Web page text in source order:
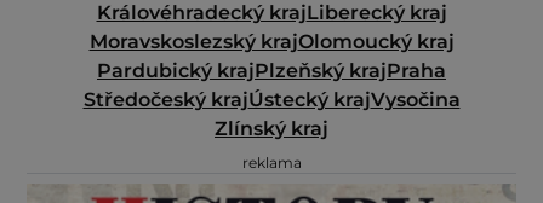
Královéhradecký krajLiberecký kraj
Moravskoslezský krajOlomoucký kraj
Pardubický krajPlzeňský krajPraha
Středočeský krajÚstecký krajVysočina
Zlínský kraj
reklama